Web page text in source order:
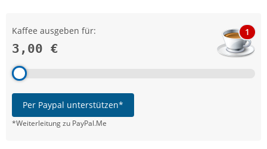
Kaffee ausgeben für:
3,00 €
1
Per Paypal unterstützen*
*Weiterleitung zu PayPal.Me